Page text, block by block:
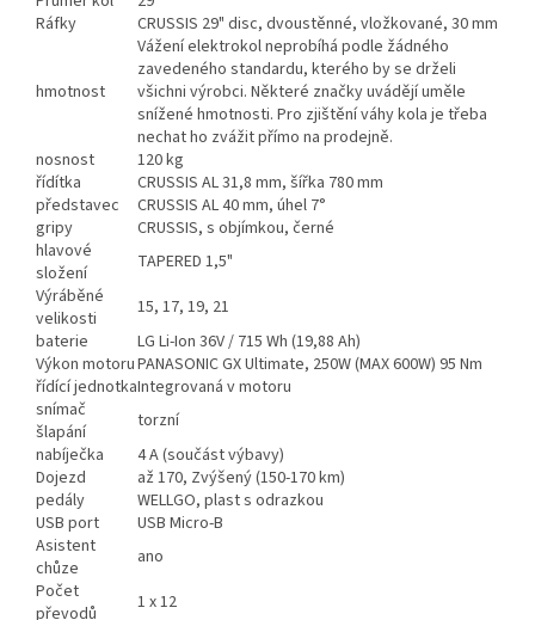
Ráfky
CRUSSIS 29" disc, dvoustěnné, vložkované, 30 mm
hmotnost
Vážení elektrokol neprobíhá podle žádného
zavedeného standardu, kterého by se drželi
všichni výrobci. Některé značky uvádějí uměle
snížené hmotnosti. Pro zjištění váhy kola je třeba
nechat ho zvážit přímo na prodejně.
nosnost
120 kg
řídítka
CRUSSIS AL 31,8 mm, šířka 780 mm
představec
CRUSSIS AL 40 mm, úhel 7°
gripy
CRUSSIS, s objímkou, černé
hlavové
složení
TAPERED 1,5"
Výráběné
velikosti
15, 17, 19, 21
baterie
LG Li-Ion 36V / 715 Wh (19,88 Ah)
Výkon motoruPANASONIC GX Ultimate, 250W (MAX 600W) 95 Nm
řídící jednotkaIntegrovaná v motoru
snímač
šlapání
torzní
nabíječka
4 A (součást výbavy)
Dojezd
až 170, Zvýšený (150-170 km)
pedály
WELLGO, plast s odrazkou
USB port
USB Micro-B
Asistent
chůze
ano
Počet
převodů
1 x 12